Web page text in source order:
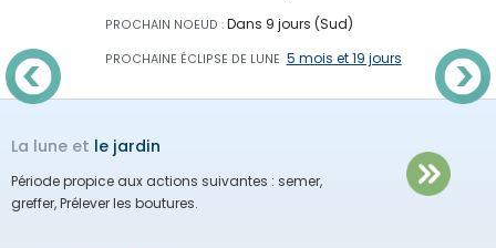
PROCHAIN NOEUD : Dans 9 jours (Sud)
PROCHAINE ÉCLIPSE DE LUNE 5 mois et 19 jours
La lune et le jardin
Période propice aux actions suivantes : semer,
greffer, Prélever les boutures.